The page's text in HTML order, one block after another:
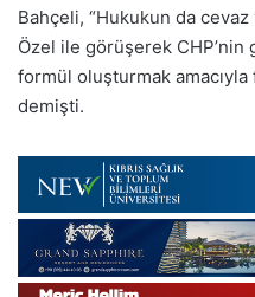
Bahçeli, “Hukukun da
Özel ile görüşerek
formül oluşturmak
demişti.